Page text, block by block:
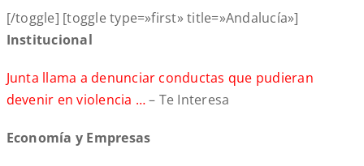
[/toggle] [toggle type=»first» title=»Andalucía»]
Institucional
Junta llama a denunciar conductas que pudieran
devenir en violencia …– Te Interesa
Economía y Empresas